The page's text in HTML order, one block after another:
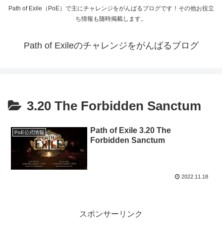
Path of Exile（PoE）で主にチャレンジをがんばるブログです！その他お役立
ち情報も随時掲載します。
Path of Exileのチャレンジをがんばるブログ
3.20 The Forbidden Sanctum
PoE公式情報
Path of Exile 3.20 The
Forbidden Sanctum
2022.11.18
スポンサーリンク